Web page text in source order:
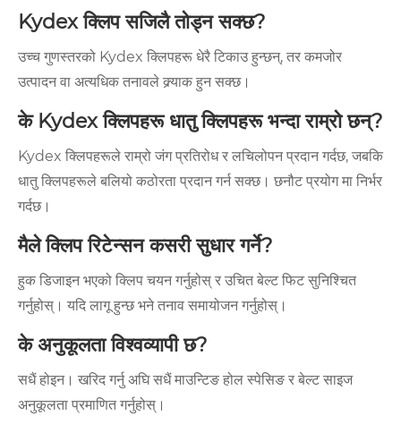
Kydex क्लिप सजिलै तोड्न सक्छ?
उच्च गुणस्तरको Kydex क्लिपहरू धेरै टिकाउ हुन्छन्, तर कमजोर
उत्पादन वा अत्यधिक तनावले क्र्याक हुन सक्छ।
के Kydex क्लिपहरू धातु क्लिपहरू भन्दा राम्रो छन्?
Kydex क्लिपहरूले राम्रो जंग प्रतिरोध र लचिलोपन प्रदान गर्दछ, जबकि
धातु क्लिपहरूले बलियो कठोरता प्रदान गर्न सक्छ। छनौट प्रयोग मा निर्भर
गर्दछ।
मैले क्लिप रिटेन्सन कसरी सुधार गर्ने?
हुक डिजाइन भएको क्लिप चयन गर्नुहोस् र उचित बेल्ट फिट सुनिश्चित
गर्नुहोस्। यदि लागू हुन्छ भने तनाव समायोजन गर्नुहोस्।
के अनुकूलता विश्वव्यापी छ?
सधैं होइन। खरिद गर्नु अघि सधैं माउन्टिङ होल स्पेसिङ र बेल्ट साइज
अनुकूलता प्रमाणित गर्नुहोस्।